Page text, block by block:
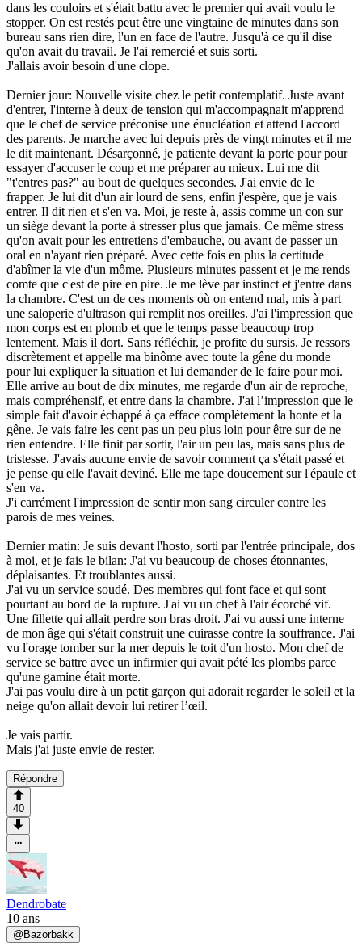
dans les couloirs et s'était battu avec le premier qui avait voulu le
stopper. On est restés peut être une vingtaine de minutes dans son
bureau sans rien dire, l'un en face de l'autre. Jusqu'à ce qu'il dise
qu'on avait du travail. Je l'ai remercié et suis sorti.
J'allais avoir besoin d'une clope.
Dernier jour: Nouvelle visite chez le petit contemplatif. Juste avant
d'entrer, l'interne à deux de tension qui m'accompagnait m'apprend
que le chef de service préconise une énucléation et attend l'accord
des parents. Je marche avec lui depuis près de vingt minutes et il me
le dit maintenant. Désarçonné, je patiente devant la porte pour pour
essayer d'accuser le coup et me préparer au mieux. Lui me dit
"t'entres pas?" au bout de quelques secondes. J'ai envie de le
frapper. Je lui dit d'un air lourd de sens, enfin j'espère, que je vais
entrer. Il dit rien et s'en va. Moi, je reste à, assis comme un con sur
un siège devant la porte à stresser plus que jamais. Ce même stress
qu'on avait pour les entretiens d'embauche, ou avant de passer un
oral en n'ayant rien préparé. Avec cette fois en plus la certitude
d'abîmer la vie d'un môme. Plusieurs minutes passent et je me rends
comte que c'est de pire en pire. Je me lève par instinct et j'entre dans
la chambre. C'est un de ces moments où on entend mal, mis à part
une saloperie d'ultrason qui remplit nos oreilles. J'ai l'impression que
mon corps est en plomb et que le temps passe beaucoup trop
lentement. Mais il dort. Sans réfléchir, je profite du sursis. Je ressors
discrètement et appelle ma binôme avec toute la gêne du monde
pour lui expliquer la situation et lui demander de le faire pour moi.
Elle arrive au bout de dix minutes, me regarde d'un air de reproche,
mais compréhensif, et entre dans la chambre. J'ai l’impression que le
simple fait d'avoir échappé à ça efface complètement la honte et la
gêne. Je vais faire les cent pas un peu plus loin pour être sur de ne
rien entendre. Elle finit par sortir, l'air un peu las, mais sans plus de
tristesse. J'avais aucune envie de savoir comment ça s'était passé et
je pense qu'elle l'avait deviné. Elle me tape doucement sur l'épaule et
s'en va.
J'i carrément l'impression de sentir mon sang circuler contre les
parois de mes veines.
Dernier matin: Je suis devant l'hosto, sorti par l'entrée principale, dos
à moi, et je fais le bilan: J'ai vu beaucoup de choses étonnantes,
déplaisantes. Et troublantes aussi.
J'ai vu un service soudé. Des membres qui font face et qui sont
pourtant au bord de la rupture. J'ai vu un chef à l'air écorché vif.
Une fillette qui allait perdre son bras droit. J'ai vu aussi une interne
de mon âge qui s'était construit une cuirasse contre la souffrance. J'ai
vu l'orage tomber sur la mer depuis le toit d'un hosto. Mon chef de
service se battre avec un infirmier qui avait pété les plombs parce
qu'une gamine était morte.
J'ai pas voulu dire à un petit garçon qui adorait regarder le soleil et la
neige qu'on allait devoir lui retirer l’œil.
Je vais partir.
Mais j'ai juste envie de rester.
Répondre
40
Dendrobate
10 ans
@Bazorbakk